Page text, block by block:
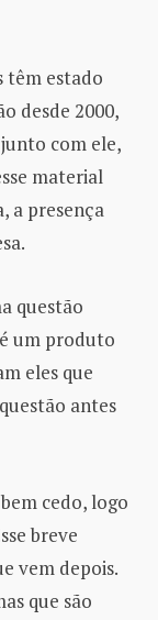
têm estado
desde 2000,
com ele,
material
a presença
questão
um produto
eles que
antes
cedo, logo
breve
vem depois.
que são